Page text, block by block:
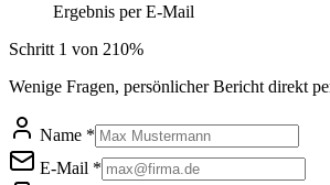
Ergebnis per E-Mail
Schritt 1 von 210%
Wenige Fragen, persönlicher Bericht direkt
Name *
E-Mail *